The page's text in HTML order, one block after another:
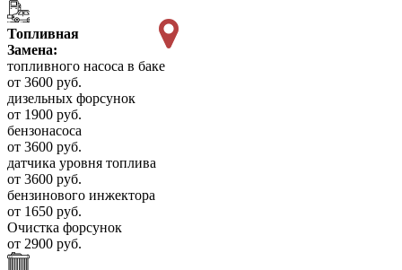
Топливная
Замена:
топливного насоса в баке
от 3600 руб.
дизельных форсунок
от 1900 руб.
бензонасоса
от 3600 руб.
датчика уровня топлива
от 3600 руб.
бензинового инжектора
от 1650 руб.
Очистка форсунок
от 2900 руб.